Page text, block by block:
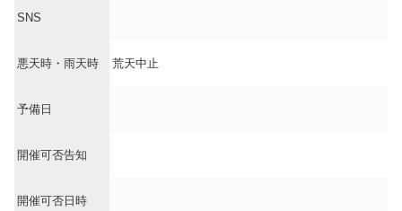
SNS
悪天時・雨天時 荒天中止
予備日
開催可否告知
開催可否日時